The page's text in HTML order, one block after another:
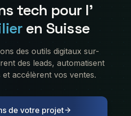
tech pour l'
en Suisse
des outils digitaux sur-
des leads, automatisent
accélèrent vos ventes.
de votre projet